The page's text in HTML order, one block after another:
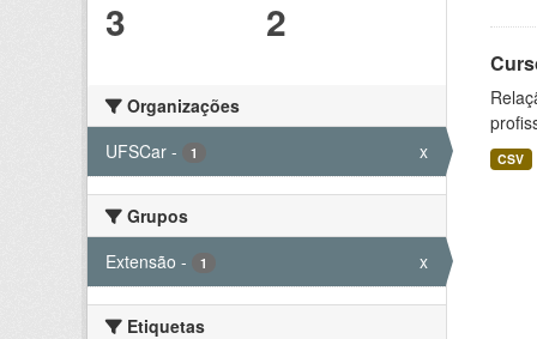
3 2
Organizações
UFSCar - 1 x
Grupos
Extensão - 1 x
Etiquetas
CSV